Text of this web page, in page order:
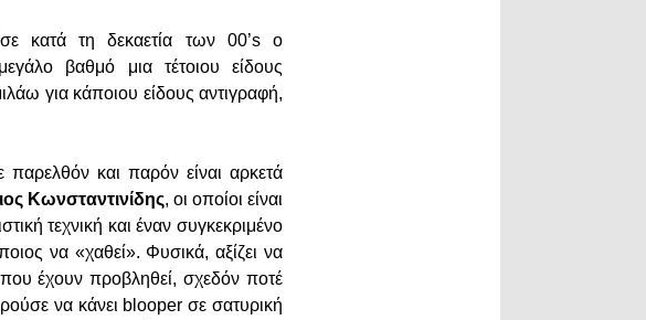
κατά τη δεκαετία των 00’s ο
βαθμό μια τέτοιου είδους
για κάποιου είδους αντιγραφή,
και παρόν είναι αρκετά
Κωνσταντινίδης, οι οποίοι είναι
τεχνική και έναν συγκεκριμένο
να «χαθεί». Φυσικά, αξίζει να
έχουν προβληθεί, σχεδόν ποτέ
να κάνει blooper σε σατυρική